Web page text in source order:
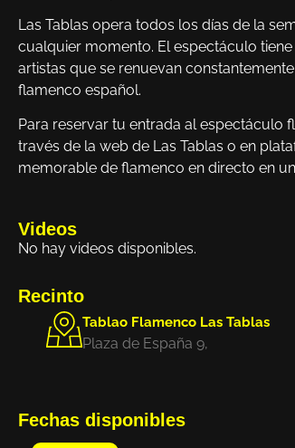
Las Tablas opera todos los días de la
cualquier momento. El espectáculo
artistas que se renuevan
flamenco español.
Para reservar tu entrada al espectáculo
través de la web de Las Tablas o en
memorable de flamenco en directo en
Videos
No hay videos disponibles.
Recinto
Tablao Flamenco Las Tablas
Plaza de España 9,
Fechas disponibles